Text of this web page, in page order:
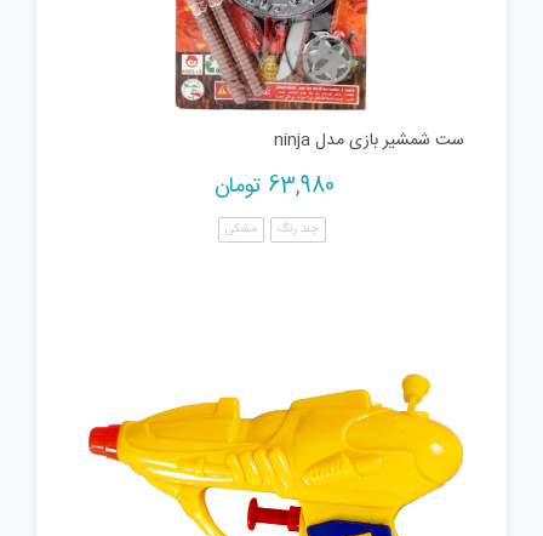
ست شمشیر بازی مدل ninja
63,980 تومان
چند رنگ مشکی